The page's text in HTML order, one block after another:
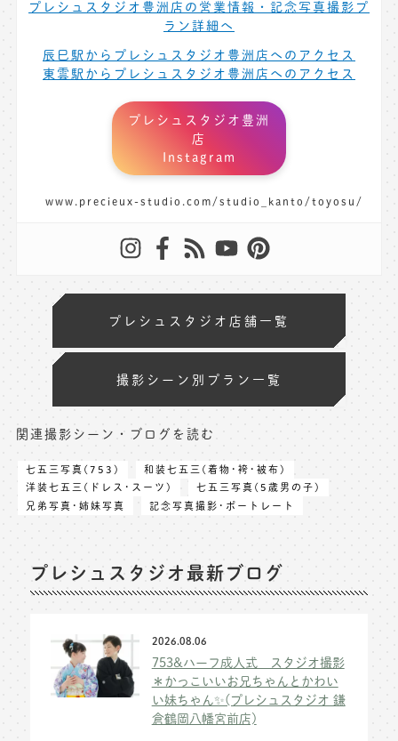
プレシュスタジオ豊洲店の営業情報・記念写真撮影プ
ラン詳細へ
辰巳駅からプレシュスタジオ豊洲店へのアクセス
東雲駅からプレシュスタジオ豊洲店へのアクセス
プレシュスタジオ豊洲
店
Instagram
www.precieux-studio.com/studio_kanto/toyosu/
プレシュスタジオ店舗一覧
撮影シーン別プラン一覧
関連撮影シーン・ブログを読む
七五三写真(753)
和装七五三(着物･袴･被布)
洋装七五三(ドレス･スーツ)
七五三写真(5歳男の子)
兄弟写真･姉妹写真
記念写真撮影･ポートレート
プレシュスタジオ最新ブログ
2026.08.06
753&ハーフ成人式 スタジオ撮影
＊かっこいいお兄ちゃんとかわい
い妹ちゃん✨(プレシュスタジオ 鎌
倉鶴岡八幡宮前店)